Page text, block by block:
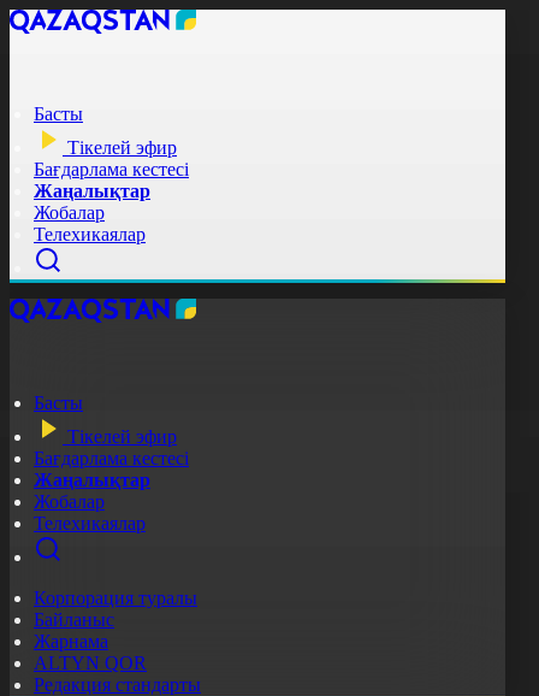
Басты
Тікелей эфир
Бағдарлама кестесі
Жаңалықтар
Жобалар
Телехикаялар
Басты
Тікелей эфир
Бағдарлама кестесі
Жаңалықтар
Жобалар
Телехикаялар
Корпорация туралы
Байланыс
Жарнама
ALTYN QOR
Редакция стандарты